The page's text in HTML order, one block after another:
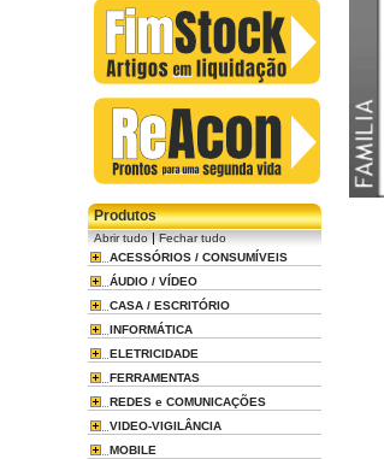
Produtos
Abrir tudo|Fechar tudo
ACESSÓRIOS / CONSUMÍVEIS
ÁUDIO / VÍDEO
CASA / ESCRITÓRIO
INFORMÁTICA
ELETRICIDADE
FERRAMENTAS
REDES e COMUNICAÇÕES
VIDEO-VIGILÂNCIA
MOBILE